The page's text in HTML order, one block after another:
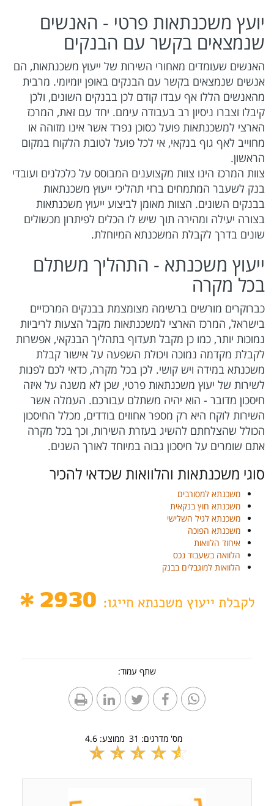
יועץ משכנתאות פרטי - האנשים
שנמצאים בקשר עם הבנקים
האנשים שעומדים מאחורי השירות של ייעוץ משכנתאות, הם
אנשים שנמצאים בקשר עם הבנקים באופן יומיומי. מרבית
מהאנשים הללו אף עבדו קודם לכן בבנקים השונים, ולכן
קיבלו וצברו ניסיון רב בעבודה עימם. יחד עם זאת, המרכז
הארצי למשכנתאות פועל כסוכן נפרד אשר אינו מזוהה או
מחוייב לאף גוף בנקאי, אי לכל פועל לטובת הלקוח במקום
הראשון.
צוות המרכז הינו צוות מקצוענים המבוסס על כלכלנים ועובדי
בנק לשעבר המתמחים ברזי תהליכי ייעוץ משכנתאות
בבנקים השונים. הצוות מאומן לביצוע ייעוץ משכנתאות
בצורה יעילה ומהירה תוך שיש לו הכלים לפיתרון מכשולים
שונים בדרך לקבלת המשכנתא המיוחלת.
ייעוץ משכנתא - התהליך משתלם
בכל מקרה
כברוקרים מורשים ברשימה מצומצמת בבנקים המרכזיים
בישראל, המרכז הארצי למשכנתאות מקבל הצעות לריביות
נמוכות יותר, כמו כן מקבל תעדוף בתהליך הבנקאי, אפשרות
לקבלת מקדמה נמוכה ויכולת השפעה על אישור קבלת
משכנתא במידה ויש קושי. לכן בכל מקרה, כדאי לכם לפנות
לשירות של יעוץ משכנתאות פרטי, שכן לא משנה על איזה
חיסכון מדובר - הוא יהיה משתלם עבורכם. העמלה אשר
השירות לוקח היא רק מספר אחוזים בודדים, מכלל החיסכון
הכולל שהצלחתם להשיג בעזרת השירות, וכך בכל מקרה
אתם שומרים על חיסכון גבוה במיוחד לאורך השנים.
סוגי משכנתאות והלוואות שכדאי להכיר
משכנתא למסורבים
משכנתא חוץ בנקאית
משכנתא לגיל השלישי
משכנתא הפוכה
איחוד הלוואות
הלוואה בשעבוד נכס
הלוואות למוגבלים בבנק
שתף עמוד:
מס' מדרגים: 31 ממוצע:4.6
1 2 3 4 5